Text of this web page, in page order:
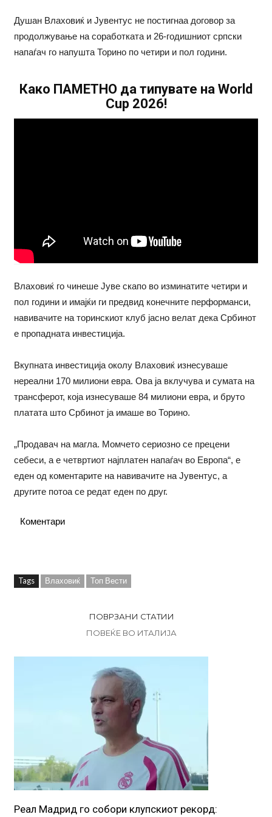
Душан Влаховиќ и Јувентус не постигнаа договор за
продолжување на соработката и 26-годишниот српски
напаѓач го напушта Торино по четири и пол години.
Како ПАМЕТНО да типувате на World
Cup 2026!
Влаховиќ го чинеше Јуве скапо во изминатите четири и
пол години и имајќи ги предвид конечните перформанси,
навивачите на торинскиот клуб јасно велат дека Србинот
е пропадната инвестиција.
Вкупната инвестиција околу Влаховиќ изнесуваше
нереални 170 милиони евра. Ова ја вклучува и сумата на
трансферот, која изнесуваше 84 милиони евра, и бруто
платата што Србинот ја имаше во Торино.
„Продавач на магла. Момчето сериозно се прецени
себеси, а е четвртиот најплатен напаѓач во Европа“, е
еден од коментарите на навивачите на Јувентус, а
другите потоа се редат еден по друг.
Коментари
Tags Влаховиќ Топ Вести
ПОВРЗАНИ СТАТИИ
ПОВЕЌЕ ВО ИТАЛИЈА
Реал Мадрид го собори клупскиот рекорд: